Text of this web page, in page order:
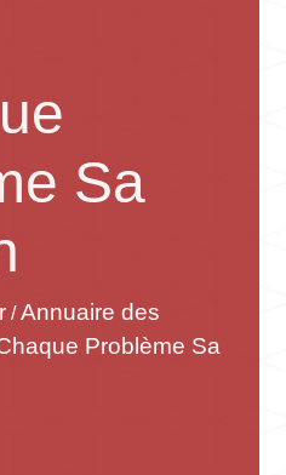
Sa
/Annuaire des
Problème Sa